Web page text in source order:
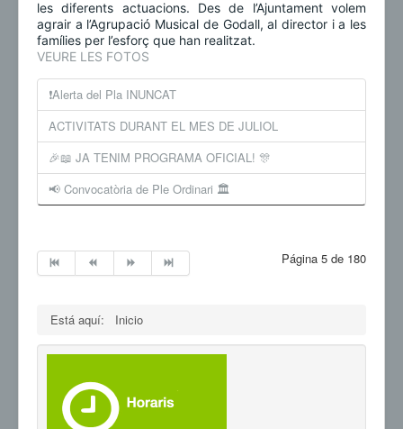
les diferents actuacions. Des de l’Ajuntament volem
agrair a l’Agrupació Musical de Godall, al director i a les
famílies per l’esforç que han realitzat.
VEURE LES FOTOS
❗️Alerta del Pla INUNCAT
ACTIVITATS DURANT EL MES DE JULIOL
🎉📖 JA TENIM PROGRAMA OFICIAL! 🎊
📢 Convocatòria de Ple Ordinari 🏛️
Página 5 de 180
Está aquí: Inicio